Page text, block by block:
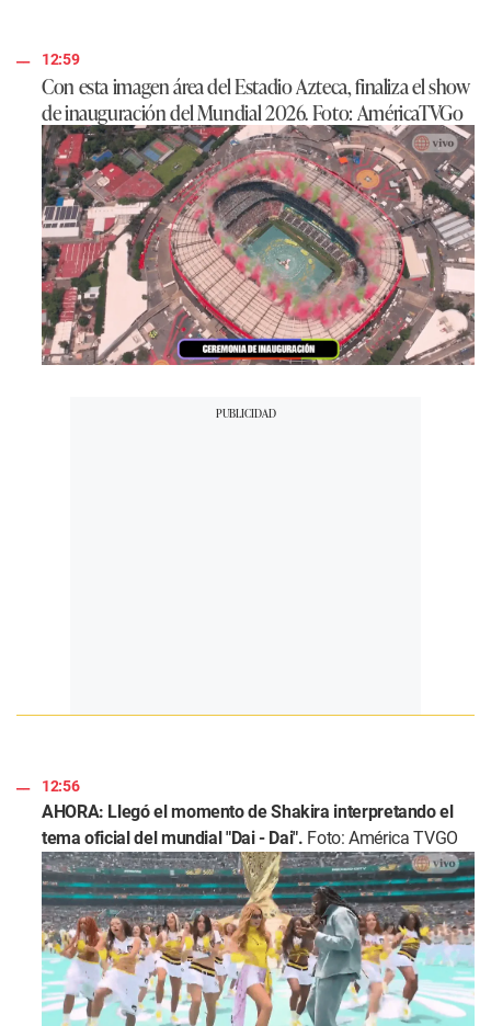
12:59
Con esta imagen área del Estadio Azteca, finaliza el show
de inauguración del Mundial 2026. Foto: AméricaTVGo
12:56
AHORA: Llegó el momento de Shakira interpretando el
tema oficial del mundial "Dai - Dai". Foto: América TVGO